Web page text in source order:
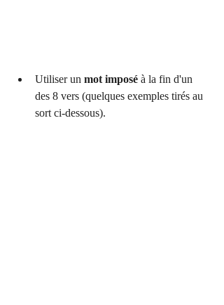
Utiliser un mot imposé à la fin d'un
des 8 vers (quelques exemples tirés au
sort ci-dessous).